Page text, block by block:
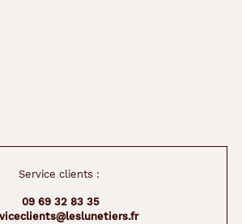
Service clients :
09 69 32 83 35